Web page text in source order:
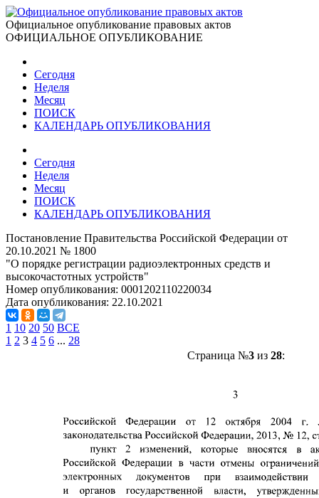
Официальное опубликование правовых актов
ОФИЦИАЛЬНОЕ ОПУБЛИКОВАНИЕ
Сегодня
Неделя
Месяц
ПОИСК
КАЛЕНДАРЬ ОПУБЛИКОВАНИЯ
Сегодня
Неделя
Месяц
ПОИСК
КАЛЕНДАРЬ ОПУБЛИКОВАНИЯ
Постановление Правительства Российской Федерации от
20.10.2021 № 1800
"О порядке регистрации радиоэлектронных средств и
высокочастотных устройств"
Номер опубликования: 0001202110220034
Дата опубликования: 22.10.2021
1 10 20 50 ВСЕ
1 2 3 4 5 6 ... 28
Страница №3из 28: